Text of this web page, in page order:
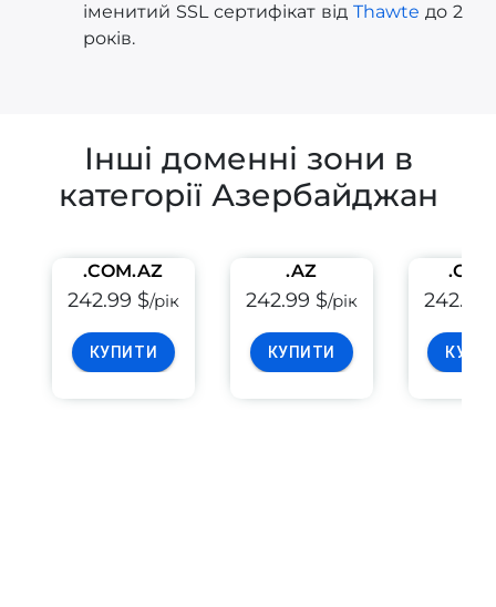
іменитий SSL сертифікат від Thawte до 2
років.
Інші доменні зони в
категорії Азербайджан
.COM.AZ
242.99 $/рік
КУПИТИ
.AZ
242.99 $/рік
КУПИТИ
242.99